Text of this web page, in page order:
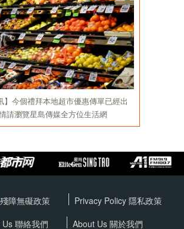
障無礙政策 Privacy Policy 隱私政策
聯絡我們
About Us 關於我們